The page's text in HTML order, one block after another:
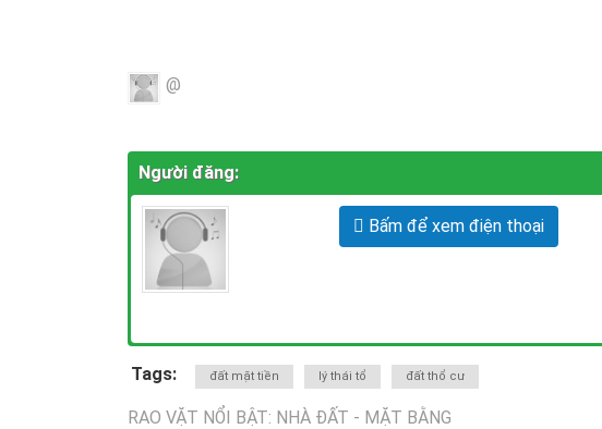
@
Người đăng:
Bấm để xem điện thoại
Tags: đất mặt tiền lý thái tổ đất thổ cư
RAO VẶT NỔI BẬT: NHÀ ĐẤT - MẶT BẰNG